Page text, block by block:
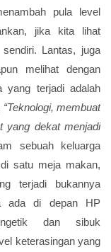
pula level
jika kita lihat
Lantas, juga
melihat dengan
yang terjadi adalah
“Teknologi, membuat
yang dekat menjadi
sebuah keluarga
satu meja makan,
terjadi bukannya
ada di depan HP
dan sibuk
keterasingan yang